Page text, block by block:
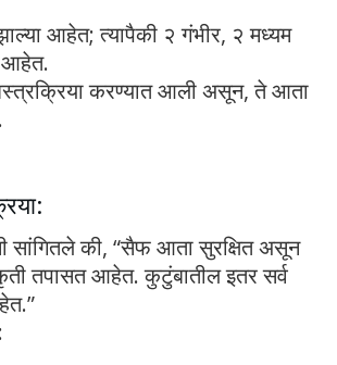
आहेत; त्यापैकी २ गंभीर, २ मध्यम
करण्यात आली असून, ते आता
सांगितले की, “सैफ आता सुरक्षित असून
तपासत आहेत. कुटुंबातील इतर सर्व